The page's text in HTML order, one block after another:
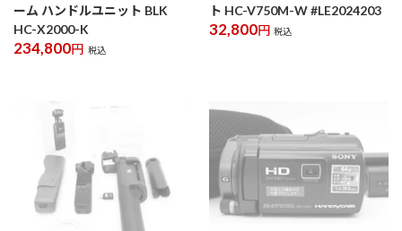
ーム ハンドルユニット BLK
HC-X2000-K
234,800円 税込
ト HC-V750M-W #LE2024203
32,800円 税込